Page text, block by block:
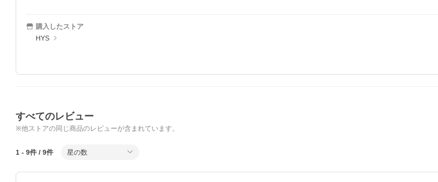
購入したストア
HYS
すべてのレビュー
※他ストアの同じ商品のレビューが含まれています。
1 - 9件 / 9件 星の数